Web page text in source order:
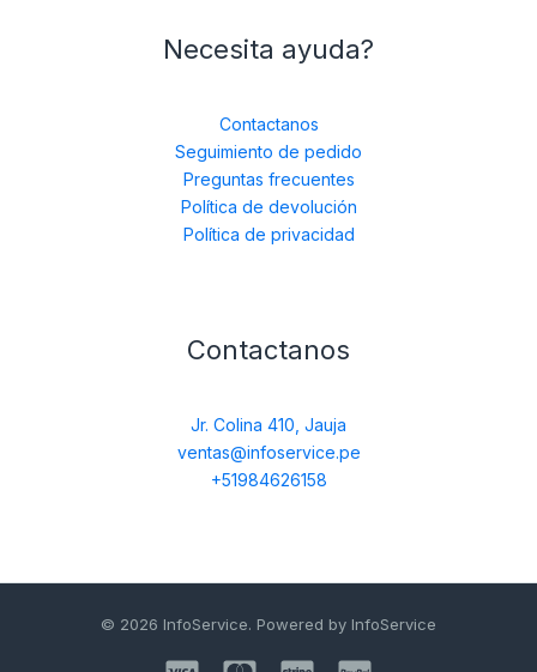
Necesita ayuda?
Contactanos
Seguimiento de pedido
Preguntas frecuentes
Política de devolución
Política de privacidad
Contactanos
Jr. Colina 410, Jauja
ventas@infoservice.pe
+51984626158
© 2026 InfoService. Powered by InfoService